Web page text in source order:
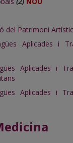
del Patrimoni Artístic
Aplicades i
Aplicades i
Aplicades i